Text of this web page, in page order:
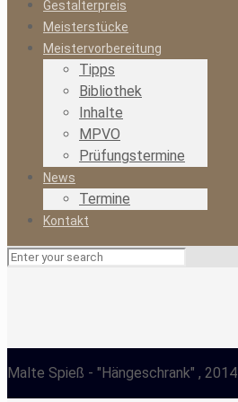
Gestalterpreis
Meisterstücke
Meistervorbereitung
Tipps
Bibliothek
Inhalte
MPVO
Prüfungstermine
News
Termine
Kontakt
Malte Spieß - "Hängeschrank" , 2014